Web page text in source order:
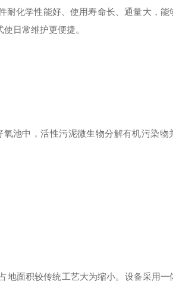
耐化学性能好、使用寿命长、通量大，能
日常维护更便捷。
池中，活性污泥微生物分解有机污染物
地面积较传统工艺大为缩小。设备采用一